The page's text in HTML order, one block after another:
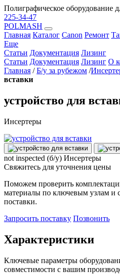
Полиграфическое оборудование
225-34-47
POLMASH
Главная Каталог Canon Ремонт
Еще
Статьи Документация Лизинг
Статьи Документация Лизинг О
Главная / Б/у за рубежом /
вставки
устройство для
Инсертеры
not inspected (б/у) Инсертеры
Свяжитесь для уточнения цены
Поможем проверить
материалы по ключевым узлам и
поставки.
Запросить поставку Позвонить
Характеристики
Ключевые параметры
совместимости с вашим